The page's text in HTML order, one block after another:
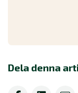
Dela denna